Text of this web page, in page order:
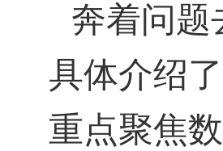
奔着问题
具体介绍
重点聚焦